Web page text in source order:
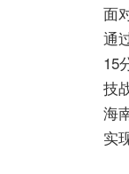
面
通
15
技
海
实